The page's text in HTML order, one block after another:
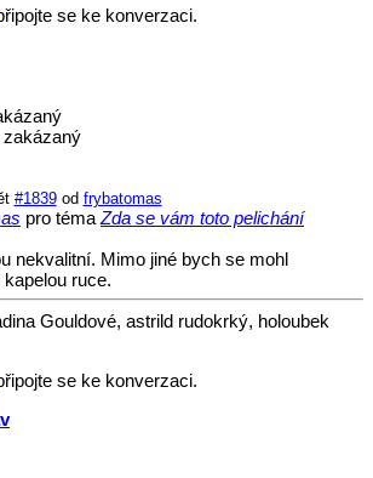
se ke konverzaci.
#1839 od frybatomas
pro téma Zda se vám toto pelichání
nekvalitní. Mimo jiné bych se mohl
ruce.
Gouldové, astrild rudokrký, holoubek
se ke konverzaci.